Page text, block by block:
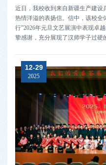
近日，我校收到来自新疆生产建
热情洋溢的表扬信。信中，该校全
行”2026年元旦文艺展演中表现卓
挚感谢，充分展现了汉师学子过硬
在日常教学中，...
12-29
2025